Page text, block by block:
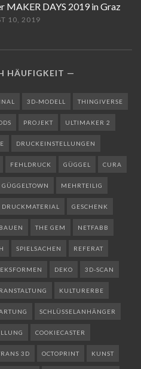
MAKER DAYS 2019 in Graz
10, 2019
HÄUFIGKEIT
3D-MODELL THINGIVERSE
PROJEKT ULTIMAKER 2
DRUCKEINSTELLUNGEN
FEHLDRUCK GÜGGEL CURA
GÜGGELTOWN MEHRTEILIG
DRUCKMATERIAL GESCHENK
THE GEM NETFABB
SPIELSACHEN REFERAT
DEKO 3D-SCAN
KULTURERBE
SCHLÜSSELANHÄNGER
COOKIECASTER
3D OCTOPRINT KUNST